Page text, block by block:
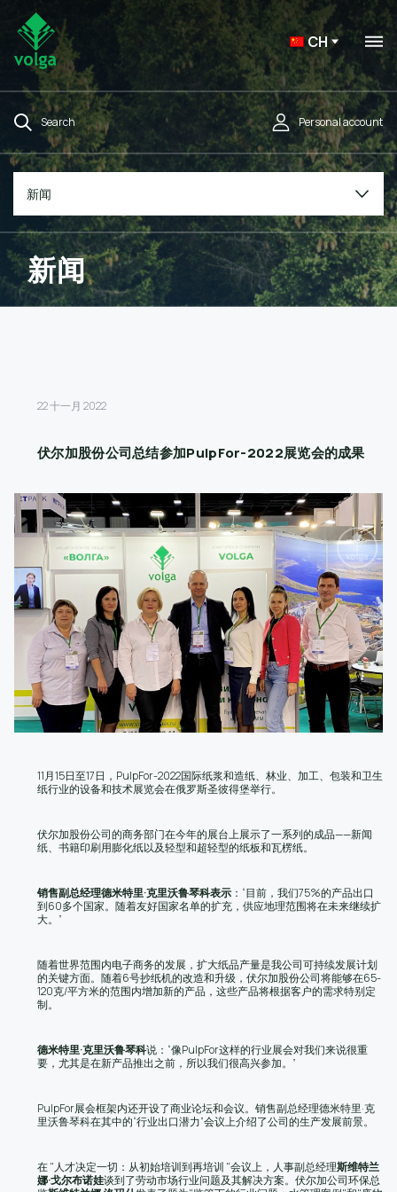
CH
Search Personal account
新闻
新闻
22 十一月 2022
伏尔加股份公司总结参加PulpFor-2022展览会的成果
11月15日至17日，PulpFor-2022国际纸浆和造纸、林业、加工、包装和卫生
纸行业的设备和技术展览会在俄罗斯圣彼得堡举行。
伏尔加股份公司的商务部门在今年的展台上展示了一系列的成品——新闻
纸、书籍印刷用膨化纸以及轻型和超轻型的纸板和瓦楞纸。
销售副总经理德米特里·克里沃鲁琴科表示 ：“目前，我们75%的产品出口
到60多个国家。随着友好国家名单的扩充，供应地理范围将在未来继续扩
大。”
随着世界范围内电子商务的发展，扩大纸品产量是我公司可持续发展计划
的关键方面。随着6号抄纸机的改造和升级，伏尔加股份公司将能够在65-
120克/平方米的范围内增加新的产品，这些产品将根据客户的需求特别定
制。
德米特里·克里沃鲁琴科说：“像PulpFor这样的行业展会对我们来说很重
要，尤其是在新产品推出之前，所以我们很高兴参加。”
PulpFor展会框架内还开设了商业论坛和会议。销售副总经理德米特里·克
里沃鲁琴科在其中的“行业出口潜力”会议上介绍了公司的生产发展前景。
在 "人才决定一切：从初始培训到再培训 "会议上，人事副总经理斯维特兰
娜·戈尔布诺娃谈到了劳动市场行业问题及其解决方案。伏尔加公司环保总